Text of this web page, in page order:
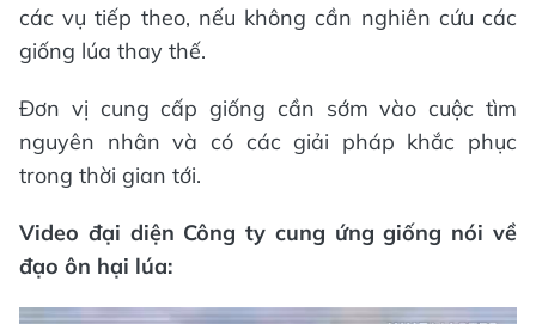
các vụ tiếp theo, nếu không cần nghiên cứu các
giống lúa thay thế.
Đơn vị cung cấp giống cần sớm vào cuộc tìm
nguyên nhân và có các giải pháp khắc phục
trong thời gian tới.
Video đại diện Công ty cung ứng giống nói về
đạo ôn hại lúa: